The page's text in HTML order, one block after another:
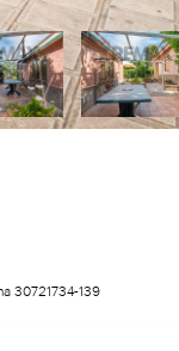
30721734-139